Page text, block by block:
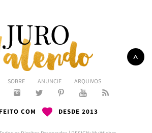
SOBRE ANUNCIE ARQUIVOS
COM DESDE 2013